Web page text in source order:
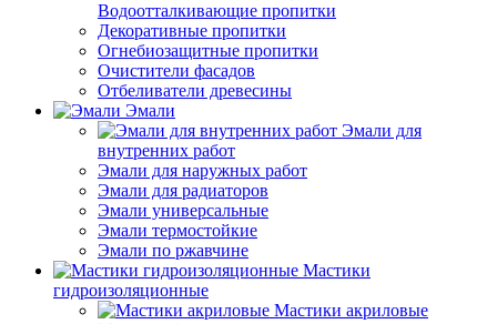
Водоотталкивающие пропитки
Декоративные пропитки
Огнебиозащитные пропитки
Очистители фасадов
Отбеливатели древесины
Эмали
Эмали для
внутренних работ
Эмали для наружных работ
Эмали для радиаторов
Эмали универсальные
Эмали термостойкие
Эмали по ржавчине
Мастики
гидроизоляционные
Мастики акриловые